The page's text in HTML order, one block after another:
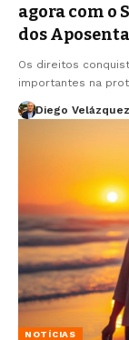
agora com o
dos
Os direitos
importantes na
Diego Velázquez
NOTÍCIAS